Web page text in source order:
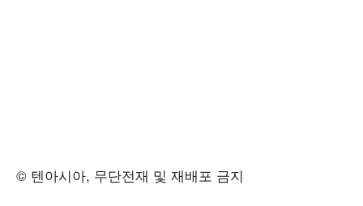
© 텐아시아, 무단전재 및 재배포 금지